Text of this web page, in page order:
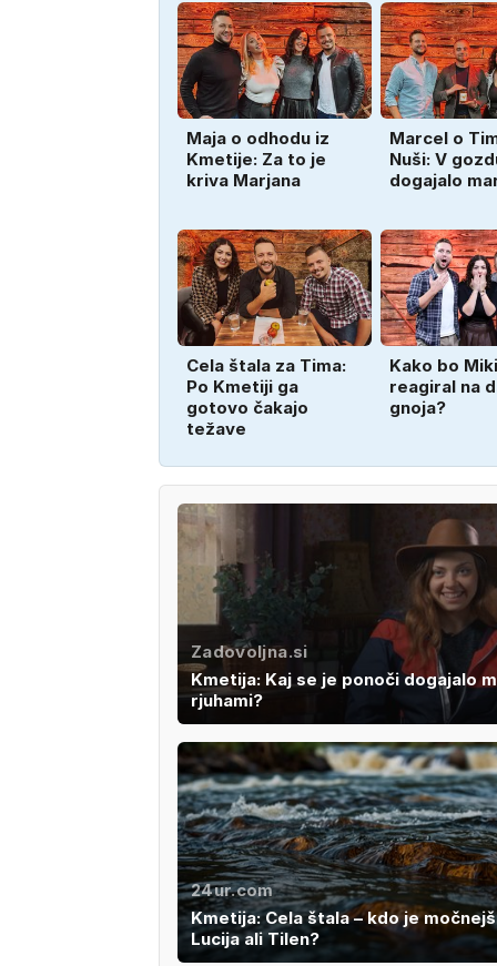
Maja o odhodu iz
Kmetije: Za to je
kriva Marjana
Marcel o
Nuši: V
dogajalo
Cela štala za Tima:
Po Kmetiji ga
gotovo čakajo
težave
Kako bo
reagiral na
gnoja?
Zadovoljna.si
Kmetija: Kaj se je ponoči dogajalo
rjuhami?
24ur.com
Kmetija: Cela štala – kdo je
Lucija ali Tilen?